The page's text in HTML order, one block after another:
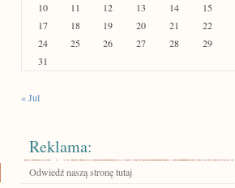
10
11 12 13 14 15
17
18 19 20 21 22
24
25 26 27 28 29
31
« Jul
Reklama:
Odwiedź naszą stronę tutaj